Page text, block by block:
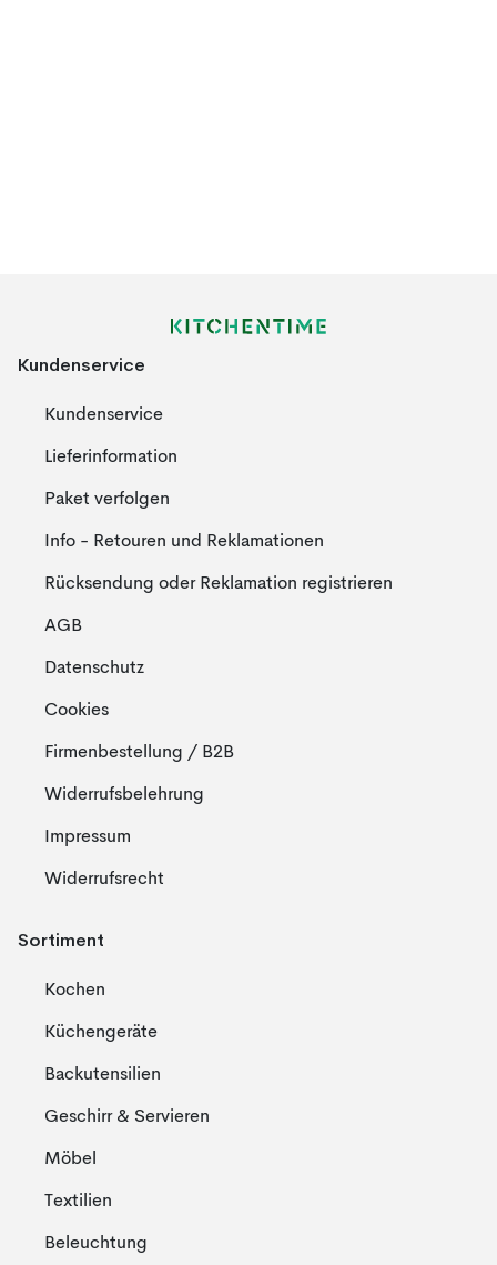
Kundenservice
Kundenservice
Lieferinformation
Paket verfolgen
Info - Retouren und Reklamationen
Rücksendung oder Reklamation registrieren
AGB
Datenschutz
Cookies
Firmenbestellung / B2B
Widerrufsbelehrung
Impressum
Widerrufsrecht
Sortiment
Kochen
Küchengeräte
Backutensilien
Geschirr & Servieren
Möbel
Textilien
Beleuchtung